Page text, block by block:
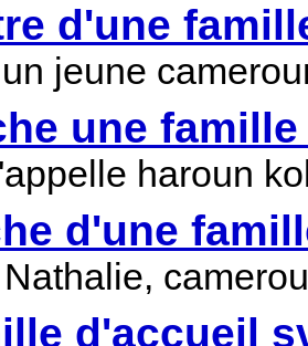
d'une
jeune
une
haroun
d'une
d'accueil